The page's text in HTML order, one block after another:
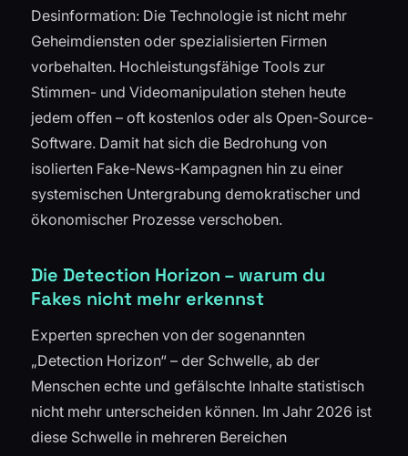
Desinformation: Die Technologie ist nicht mehr
Geheimdiensten oder spezialisierten Firmen
vorbehalten. Hochleistungsfähige Tools zur
Stimmen- und Videomanipulation stehen heute
jedem offen – oft kostenlos oder als Open-Source-
Software. Damit hat sich die Bedrohung von
isolierten Fake-News-Kampagnen hin zu einer
systemischen Untergrabung demokratischer und
ökonomischer Prozesse verschoben.
Die Detection Horizon – warum du
Fakes nicht mehr erkennst
Experten sprechen von der sogenannten
„Detection Horizon“ – der Schwelle, ab der
Menschen echte und gefälschte Inhalte statistisch
nicht mehr unterscheiden können. Im Jahr 2026 ist
diese Schwelle in mehreren Bereichen